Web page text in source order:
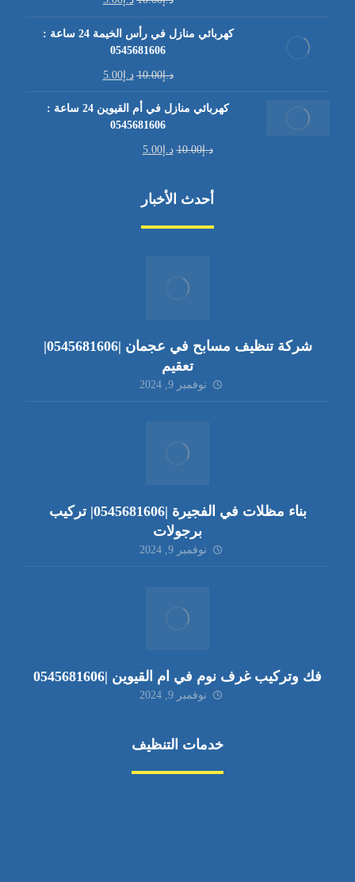
كهربائي منازل في رأس الخيمة 24 ساعة :
0545681606
د.إ10.00 د.إ5.00
كهربائي منازل في أم القيوين 24 ساعة :
0545681606
د.إ10.00 د.إ5.00
أحدث الأخبار
شركة تنظيف مسابح في عجمان |0545681606|
تعقيم
نوفمبر 9, 2024
بناء مظلات في الفجيرة |0545681606| تركيب
برجولات
نوفمبر 9, 2024
فك وتركيب غرف نوم في ام القيوين |0545681606
نوفمبر 9, 2024
خدمات التنظيف